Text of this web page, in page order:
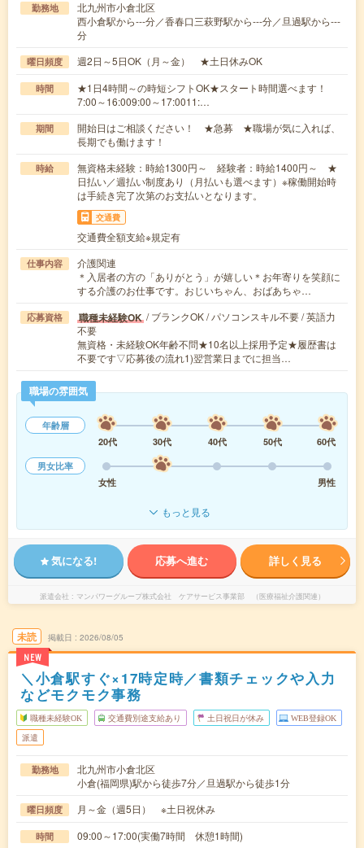
勤務地
北九州市小倉北区
西小倉駅から---分／香春口三萩野駅から---分／旦過駅から---
分
曜日頻度 週2日～5日OK（月～金） ★土日休みOK
時間
★1日4時間～の時短シフトOK★スタート時間選べます！
7:00～16:009:00～17:0011:…
期間
開始日はご相談ください！ ★急募 ★職場が気に入れば、
長期でも働けます！
時給
無資格未経験：時給1300円～ 経験者：時給1400円～ ★
日払い／週払い制度あり（月払いも選べます）※稼働開始時
は手続き完了次第のお支払いとなります。
交通費
交通費全額支給※規定有
仕事内容
介護関連
＊入居者の方の「ありがとう」が嬉しい＊お年寄りを笑顔に
する介護のお仕事です。おじいちゃん、おばあちゃ…
応募資格 職種未経験OK / ブランクOK / パソコンスキル不要 / 英語力
不要
無資格・未経験OK年齢不問★10名以上採用予定★履歴書は
不要です▽応募後の流れ1)翌営業日までに担当…
職場の雰囲気
年齢層
20代
30代 40代 50代
60代
男女比率
女性
男性
もっと見る
気になる! 応募へ進む 詳しく見る
派遣会社 マンパワーグループ株式会社 ケアサービス事業部 （医療福祉介護関連）
未読
NEW
掲載日 2026/08/05
＼小倉駅すぐ×17時定時／書類チェックや入力
などモクモク事務
職種未経験OK 交通費別途支給あり 土日祝日が休み WEB登録OK
派遣
勤務地
北九州市小倉北区
小倉(福岡県)駅から徒歩7分／旦過駅から徒歩1分
曜日頻度 月～金（週5日） ※土日祝休み
時間 09:00～17:00(実働7時間 休憩1時間)